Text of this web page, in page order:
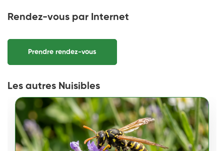
Rendez-vous par Internet
Prendre rendez-vous
Les autres Nuisibles